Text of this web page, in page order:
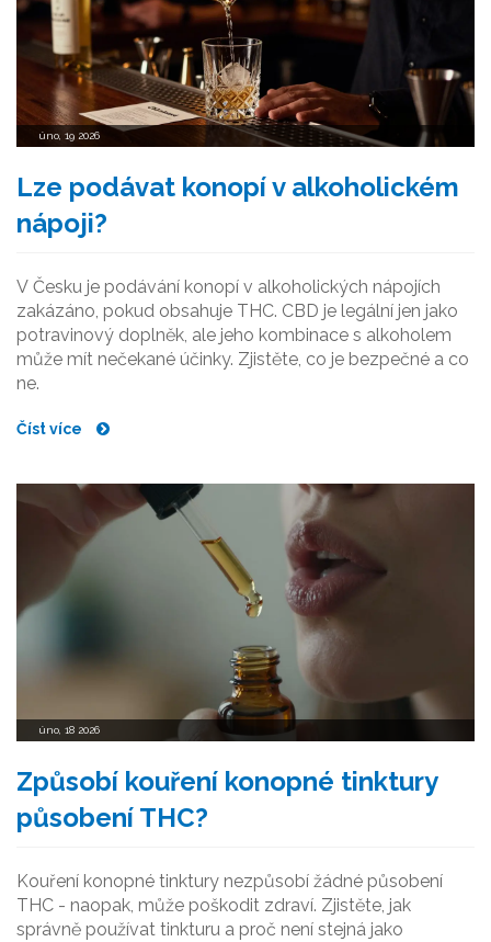
úno, 19 2026
Lze podávat konopí v alkoholickém
nápoji?
V Česku je podávání konopí v alkoholických nápojích
zakázáno, pokud obsahuje THC. CBD je legální jen jako
potravinový doplněk, ale jeho kombinace s alkoholem
může mít nečekané účinky. Zjistěte, co je bezpečné a co
ne.
Číst více
úno, 18 2026
Způsobí kouření konopné tinktury
působení THC?
Kouření konopné tinktury nezpůsobí žádné působení
THC - naopak, může poškodit zdraví. Zjistěte, jak
správně používat tinkturu a proč není stejná jako